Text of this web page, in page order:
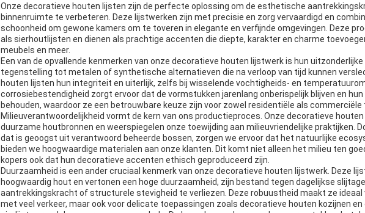
Onze decoratieve houten lijsten zijn de perfecte oplossing om de esthetische
binnenruimte te verbeteren. Deze lijstwerken zijn met precisie en zorg vervaardigd en
schoonheid om gewone kamers om te toveren in elegante en verfijnde omgevingen. Deze
als sierhoutlijsten en dienen als prachtige accenten die diepte, karakter en charme
meubels en meer.
Een van de opvallende kenmerken van onze decoratieve houten lijstwerk is hun
tegenstelling tot metalen of synthetische alternatieven die na verloop van tijd kunnen
houten lijsten hun integriteit en uiterlijk, zelfs bij wisselende vochtigheids- en
corrosiebestendigheid zorgt ervoor dat de vormstukken jarenlang onberispelijk blijven en
behouden, waardoor ze een betrouwbare keuze zijn voor zowel residentiële als commerciële
Milieuverantwoordelijkheid vormt de kern van ons productieproces. Onze decoratieve
duurzame houtbronnen en weerspiegelen onze toewijding aan milieuvriendelijke praktijken.
dat is geoogst uit verantwoord beheerde bossen, zorgen we ervoor dat het natuurlijke
bieden we hoogwaardige materialen aan onze klanten. Dit komt niet alleen het milieu ten
kopers ook dat hun decoratieve accenten ethisch geproduceerd zijn.
Duurzaamheid is een ander cruciaal kenmerk van onze decoratieve houten lijstwerk. Deze
hoogwaardig hout en vertonen een hoge duurzaamheid, zijn bestand tegen dagelijkse
aantrekkingskracht of structurele stevigheid te verliezen. Deze robuustheid maakt ze ideaal
met veel verkeer, maar ook voor delicate toepassingen zoals decoratieve houten kozijnen